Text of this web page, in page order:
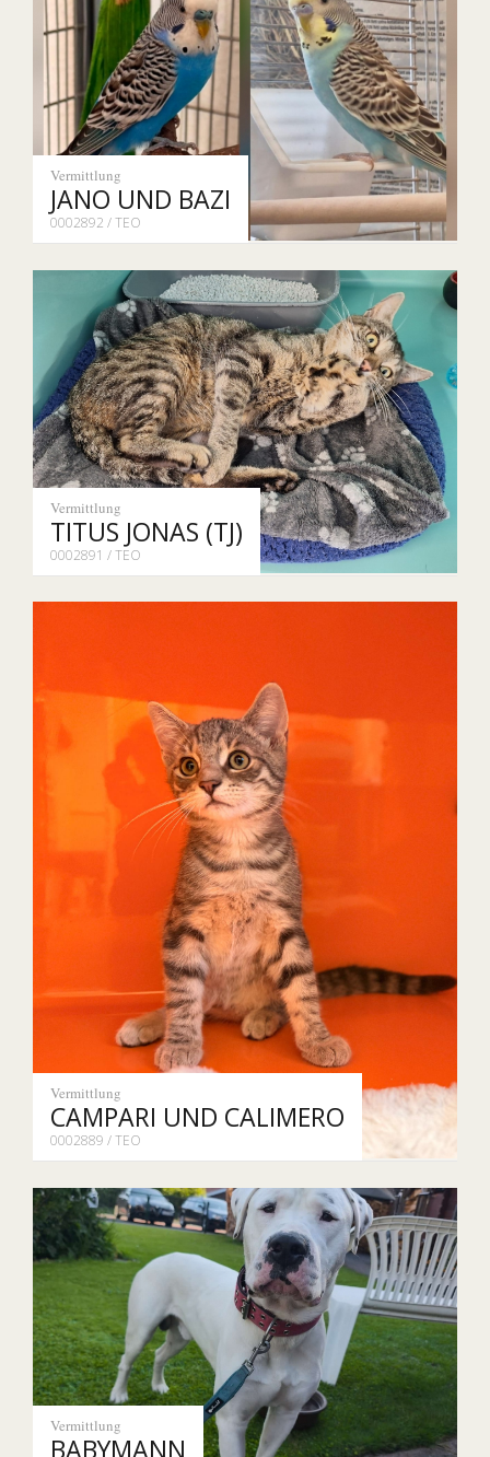
Vermittlung
JANO UND BAZI
0002892 / TEO
Vermittlung
TITUS JONAS (TJ)
0002891 / TEO
Vermittlung
CAMPARI UND CALIMERO
0002889 / TEO
Vermittlung
BABYMANN